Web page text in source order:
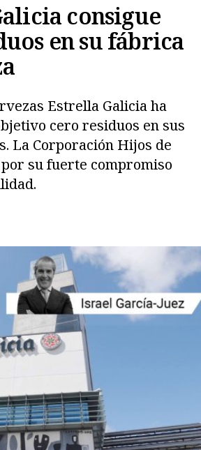
consigue
en su fábrica
Estrella Galicia ha
cero residuos en sus
La Corporación Hijos de
su fuerte compromiso